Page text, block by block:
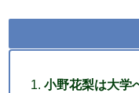
小野花梨は大学